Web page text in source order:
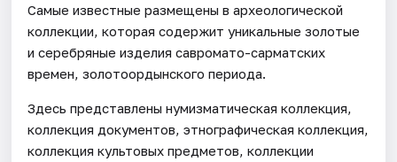
Самые известные размещены в археологической
коллекции, которая содержит уникальные золотые
и серебряные изделия савромато-сарматских
времен, золотоордынского периода.
Здесь представлены нумизматическая коллекция,
коллекция документов, этнографическая коллекция,
коллекция культовых предметов, коллекции